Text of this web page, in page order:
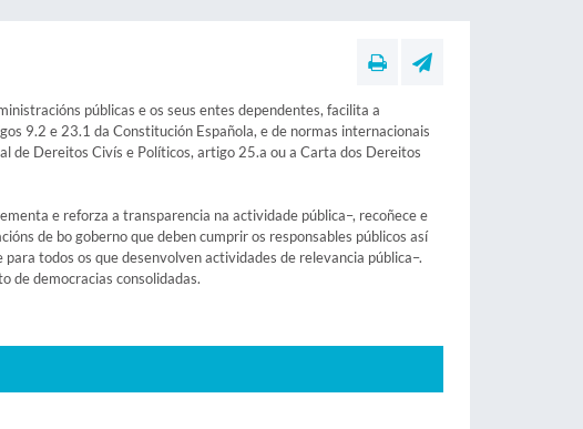
públicas e os seus entes dependentes, facilita a
9.2 e 23.1 da Constitución Española, e de normas internacionais
de Dereitos Civís e Políticos, artigo 25.a ou a Carta dos Dereitos
e reforza a transparencia na actividade pública–, recoñece e
de bo goberno que deben cumprir os responsables públicos así
todos os que desenvolven actividades de relevancia pública–.
de democracias consolidadas.